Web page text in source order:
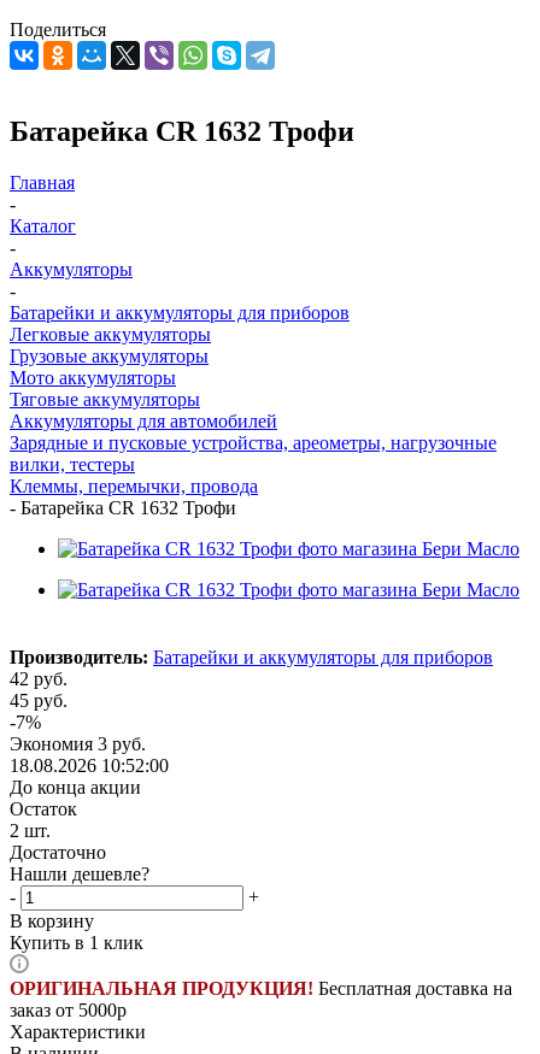
Поделиться
Батарейка CR 1632 Трофи
Главная
-
Каталог
-
Аккумуляторы
-
Батарейки и аккумуляторы для приборов
Легковые аккумуляторы
Грузовые аккумуляторы
Мото аккумуляторы
Тяговые аккумуляторы
Аккумуляторы для автомобилей
Зарядные и пусковые устройства, ареометры, нагрузочные
вилки, тестеры
Клеммы, перемычки, провода
- Батарейка CR 1632 Трофи
Производитель: Батарейки и аккумуляторы для приборов
42 руб.
45 руб.
-7%
Экономия 3 руб.
18.08.2026 10:52:00
До конца акции
Остаток
2 шт.
Достаточно
Нашли дешевле?
-
+
В корзину
Купить в 1 клик
ОРИГИНАЛЬНАЯ ПРОДУКЦИЯ! Бесплатная доставка на
заказ от 5000р
Характеристики